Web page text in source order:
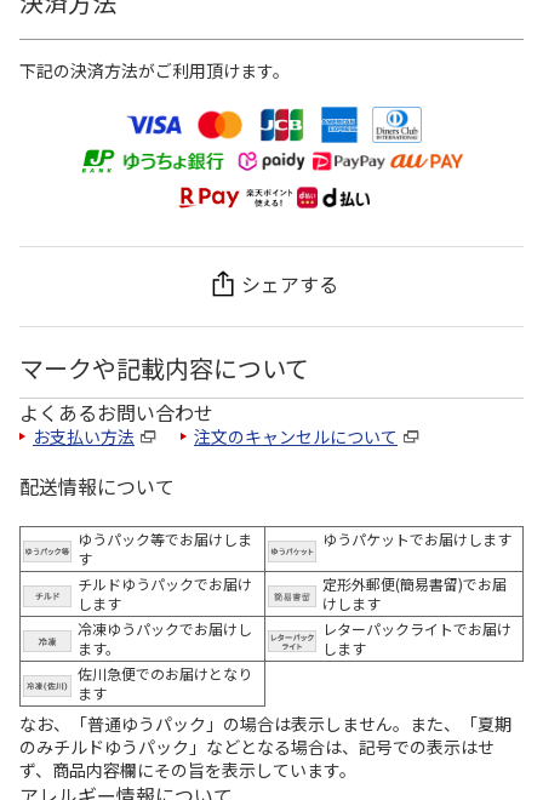
下記の決済方法がご利用頂けます。
シェアする
マークや記載内容について
よくあるお問い合わせ
お支払い方法 注文のキャンセルについて
配送情報について
ゆうパック等でお届けしま
す
ゆうパケットでお届けします
チルドゆうパックでお届け
します
定形外郵便(簡易書留)でお届
けします
冷凍ゆうパックでお届けし
ます。
レターパックライトでお届け
します
佐川急便でのお届けとなり
ます
なお、「普通ゆうパック」の場合は表示しません。また、「夏期
のみチルドゆうパック」などとなる場合は、記号での表示はせ
ず、商品内容欄にその旨を表示しています。